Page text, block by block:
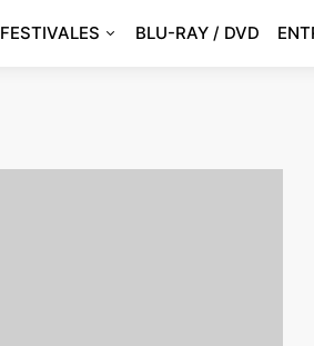
FESTIVALES BLU-RAY / DVD